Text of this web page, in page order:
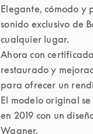
Elegante, cómodo y
sonido exclusivo de
cualquier lugar.
Ahora con
restaurado y
para ofrecer un
El modelo original
en 2019 con un